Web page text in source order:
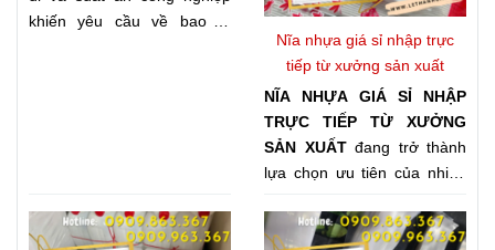
Có thể bạn quan tâm
kho
Sự phát triển của mô hình